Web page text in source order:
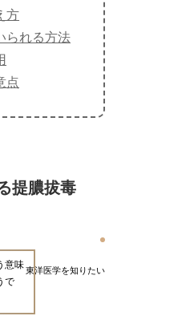
方
られる方法
点
提膿拔毒
東洋医学を知りたい
意味
で